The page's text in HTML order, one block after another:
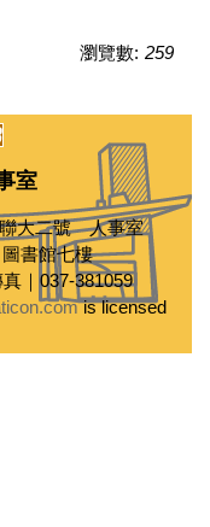
瀏覽數: 259
室
大二號 人事室
書館七樓
037-381059
is licensed